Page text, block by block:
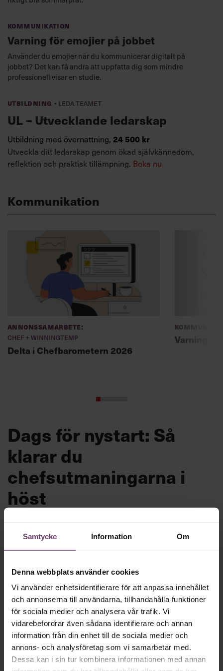
Samtycke Information Om
Denna webbplats använder cookies
Vi använder enhetsidentifierare för att anpassa innehållet
och annonserna till användarna, tillhandahålla funktioner
för sociala medier och analysera vår trafik. Vi
vidarebefordrar även sådana identifierare och annan
information från din enhet till de sociala medier och
annons- och analysföretag som vi samarbetar med.
Dessa kan i sin tur kombinera informationen med annan
Kommunikation
Varning för emojier på jobbet
Använder du emojier när du kommunicerar digitalt på
jobbet? Det kan få andra att uppfatta dig som mindre
professionell visar en studie.
Utbildning · Leda teamet
UL – Utvecklande ledarskap
Utbildning med övernattning, 24 500 kr
Utveckla ditt ledarskap genom ökad självkännedom,
reflektion och praktisk tillämpning. Boka nu
Kommunikation
Annonssamarbete:
Chef + Winningtemp
Delta i Chefbarometern 2026
Varning
Dags för nystart: Så
klarar du
chefsutmaningarna i
höst
Motigt att gå tillbaka till jobbet efter
semestern? Inte nödvändigtvis. Chef ger dig
hela listan på hur du förvandlar höstens
problem till möjligheter och gör din
jobbcomeback med stil.
Beslutsfattande
Text:Fredrik Kullberg
Publicerad2026-08-10